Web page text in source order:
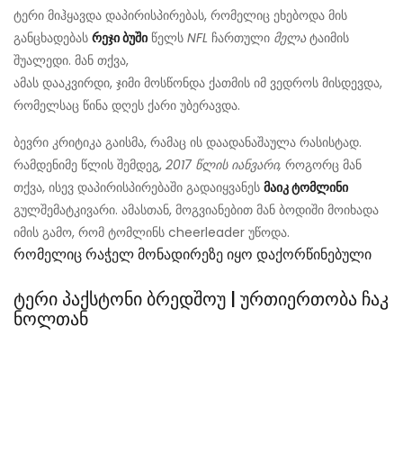
ტერი მიჰყავდა დაპირისპირებას, რომელიც ეხებოდა მის
განცხადებას რეჯი ბუში წელს NFL ჩართული მელატაიმის
შუალედი. მან თქვა,
ამას დააკვირდი, ჯიმი მოსწონდა ქათმის იმ ვედროს მისდევდა,
რომელსაც წინა დღეს ქარი უბერავდა.
ბევრი კრიტიკა გაისმა, რამაც ის დაადანაშაულა რასისტად.
რამდენიმე წლის შემდეგ, 2017 წლის იანვარი, როგორც მან
თქვა, ისევ დაპირისპირებაში გადაიყვანეს მაიკ ტომლინი
გულშემატკივარი. ამასთან, მოგვიანებით მან ბოდიში მოიხადა
იმის გამო, რომ ტომლინს cheerleader უწოდა.
Რომელიც Რაჭელ Მონადირეზე Იყო Დაქორწინებული
ტერი პაქსტონი ბრედშოუ | ურთიერთობა ჩაკ
ნოლთან